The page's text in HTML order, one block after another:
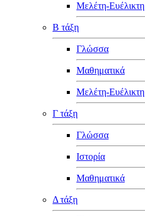
Μελέτη-Ευέλικτη
Β τάξη
Γλώσσα
Μαθηματικά
Μελέτη-Ευέλικτη
Γ τάξη
Γλώσσα
Ιστορία
Μαθηματικά
Δ τάξη